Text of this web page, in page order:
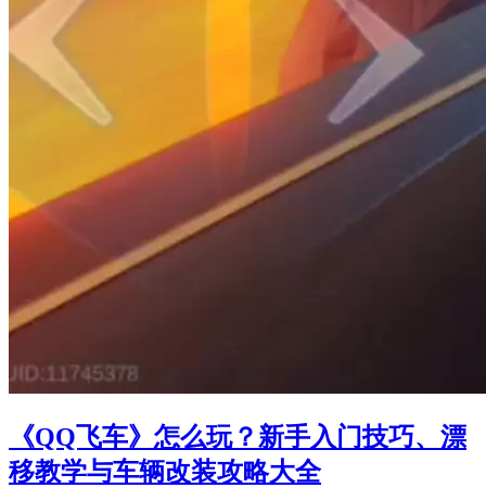
《QQ飞车》怎么玩？新手入门技巧、漂
移教学与车辆改装攻略大全